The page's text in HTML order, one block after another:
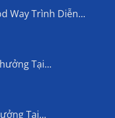
Way Trình Diễn...
Tại...
Tại...